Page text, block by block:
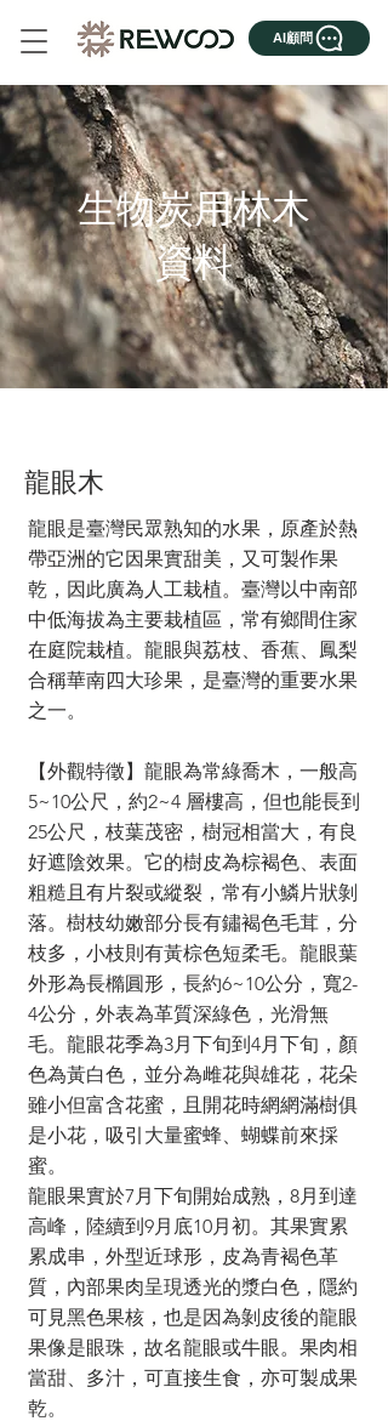
AI顧問
生物炭用林木
資料
龍眼木
龍眼是臺灣民眾熟知的水果，原產於熱
帶亞洲的它因果實甜美，又可製作果
乾，因此廣為人工栽植。臺灣以中南部
中低海拔為主要栽植區，常有鄉間住家
在庭院栽植。龍眼與荔枝、香蕉、鳳梨
合稱華南四大珍果，是臺灣的重要水果
之一。
【外觀特徵】龍眼為常綠喬木，一般高
5~10公尺，約2~4 層樓高，但也能長到
25公尺，枝葉茂密，樹冠相當大，有良
好遮陰效果。它的樹皮為棕褐色、表面
粗糙且有片裂或縱裂，常有小鱗片狀剝
落。樹枝幼嫩部分長有鏽褐色毛茸，分
枝多，小枝則有黃棕色短柔毛。龍眼葉
外形為長橢圓形，長約6~10公分，寬2-
4公分，外表為革質深綠色，光滑無
毛。龍眼花季為3月下旬到4月下旬，顏
色為黃白色，並分為雌花與雄花，花朵
雖小但富含花蜜，且開花時網網滿樹俱
是小花，吸引大量蜜蜂、蝴蝶前來採
蜜。
龍眼果實於7月下旬開始成熟，8月到達
高峰，陸續到9月底10月初。其果實累
累成串，外型近球形，皮為青褐色革
質，內部果肉呈現透光的漿白色，隱約
可見黑色果核，也是因為剝皮後的龍眼
果像是眼珠，故名龍眼或牛眼。果肉相
當甜、多汁，可直接生食，亦可製成果
乾。